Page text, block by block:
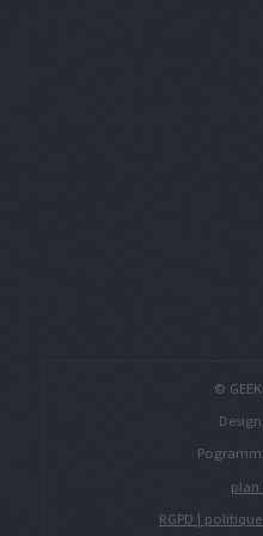
©
Design:
plan
RGPD |